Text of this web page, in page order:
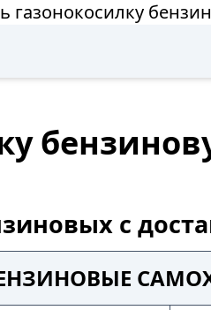
газонокосилку
с